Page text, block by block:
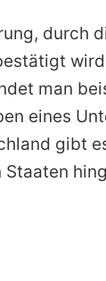
durch
man
eines
gibt